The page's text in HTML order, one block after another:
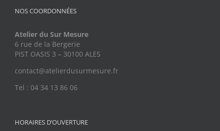
NOS COORDONNÉES
Atelier du Sur Mesure
6 rue de la Bergerie
PIST OASIS 3 – 30100 ALES
contact@atelierdusurmesure.fr
Tel : 04 34 13 86 06
HORAIRES D’OUVERTURE